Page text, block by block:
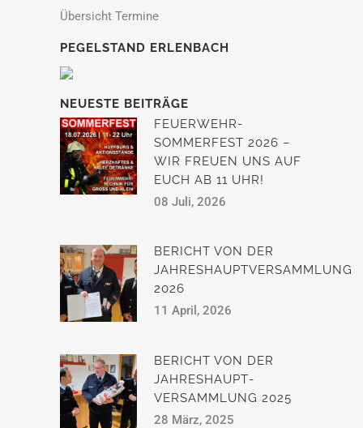
Übersicht Termine
PEGELSTAND ERLENBACH
NEUESTE BEITRÄGE
FEUERWEHR-
SOMMERFEST 2026 –
WIR FREUEN UNS AUF
EUCH AB 11 UHR!
08 Juli, 2026
BERICHT VON DER
JAHRESHAUPTVERSAMMLUNG
2026
11 April, 2026
BERICHT VON DER
JAHRESHAUPT­
VERSAMMLUNG 2025
28 März, 2025